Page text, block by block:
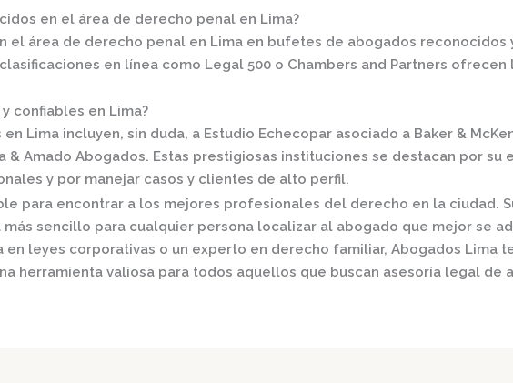
en el área de derecho penal en Lima?
el área de derecho penal en Lima en bufetes de abogados reconocidos
en línea como Legal 500 o Chambers and Partners ofrecen
confiables en Lima?
Lima incluyen, sin duda, a Estudio Echecopar asociado a Baker &
& Amado Abogados. Estas prestigiosas instituciones se destacan por su
y por manejar casos y clientes de alto perfil.
para encontrar a los mejores profesionales del derecho en la ciudad.
sencillo para cualquier persona localizar al abogado que mejor se
leyes corporativas o un experto en derecho familiar, Abogados Lima
herramienta valiosa para todos aquellos que buscan asesoría legal de